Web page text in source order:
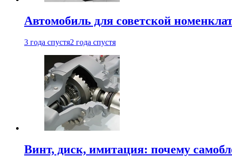
Автомобиль для советской
3 года спустя2 года спустя
Винт, диск, имитация: почему